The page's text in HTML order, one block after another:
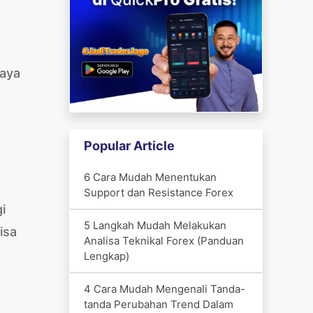
Popular Article
6 Cara Mudah Menentukan
Support dan Resistance Forex
5 Langkah Mudah Melakukan
Analisa Teknikal Forex (Panduan
Lengkap)
4 Cara Mudah Mengenali Tanda-
tanda Perubahan Trend Dalam